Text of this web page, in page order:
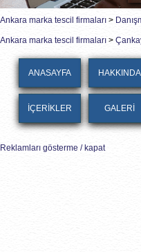
Ankara marka tescil firmaları >
Ankara marka tescil firmaları >
ANASAYFA HAKKINDA
İÇERİKLER GALERİ
Reklamları gösterme / kapat